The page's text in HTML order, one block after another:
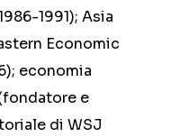
1991); Asia
Economic
economia
e
di WSJ